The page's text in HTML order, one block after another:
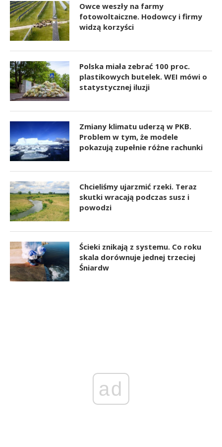
Owce weszły na farmy
fotowoltaiczne. Hodowcy i firmy
widzą korzyści
Polska miała zebrać 100 proc.
plastikowych butelek. WEI mówi o
statystycznej iluzji
Zmiany klimatu uderzą w PKB.
Problem w tym, że modele
pokazują zupełnie różne rachunki
Chcieliśmy ujarzmić rzeki. Teraz
skutki wracają podczas susz i
powodzi
Ścieki znikają z systemu. Co roku
skala dorównuje jednej trzeciej
Śniardw
ad